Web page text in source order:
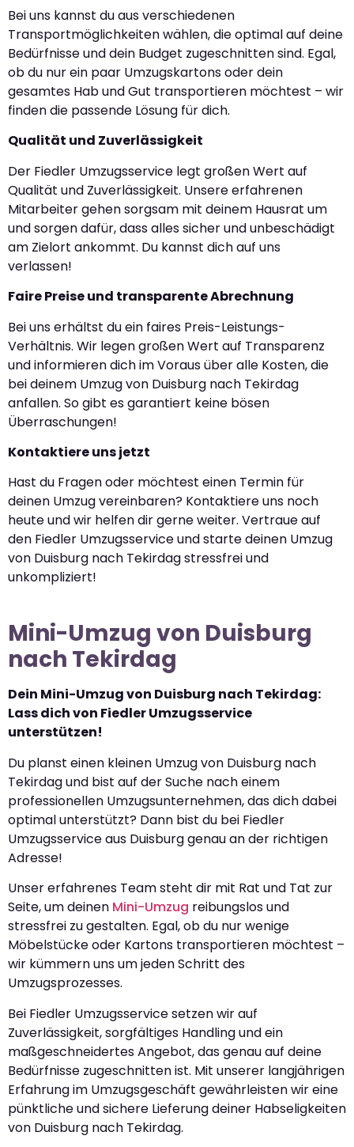
Bei uns kannst du aus verschiedenen
Transportmöglichkeiten wählen, die optimal auf deine
Bedürfnisse und dein Budget zugeschnitten sind. Egal,
ob du nur ein paar Umzugskartons oder dein
gesamtes Hab und Gut transportieren möchtest – wir
finden die passende Lösung für dich.
Qualität und Zuverlässigkeit
Der Fiedler Umzugsservice legt großen Wert auf
Qualität und Zuverlässigkeit. Unsere erfahrenen
Mitarbeiter gehen sorgsam mit deinem Hausrat um
und sorgen dafür, dass alles sicher und unbeschädigt
am Zielort ankommt. Du kannst dich auf uns
verlassen!
Faire Preise und transparente Abrechnung
Bei uns erhältst du ein faires Preis-Leistungs-
Verhältnis. Wir legen großen Wert auf Transparenz
und informieren dich im Voraus über alle Kosten, die
bei deinem Umzug von Duisburg nach Tekirdag
anfallen. So gibt es garantiert keine bösen
Überraschungen!
Kontaktiere uns jetzt
Hast du Fragen oder möchtest einen Termin für
deinen Umzug vereinbaren? Kontaktiere uns noch
heute und wir helfen dir gerne weiter. Vertraue auf
den Fiedler Umzugsservice und starte deinen Umzug
von Duisburg nach Tekirdag stressfrei und
unkompliziert!
Mini-Umzug von Duisburg
nach Tekirdag
Dein Mini-Umzug von Duisburg nach Tekirdag:
Lass dich von Fiedler Umzugsservice
unterstützen!
Du planst einen kleinen Umzug von Duisburg nach
Tekirdag und bist auf der Suche nach einem
professionellen Umzugsunternehmen, das dich dabei
optimal unterstützt? Dann bist du bei Fiedler
Umzugsservice aus Duisburg genau an der richtigen
Adresse!
Unser erfahrenes Team steht dir mit Rat und Tat zur
Seite, um deinen Mini-Umzug reibungslos und
stressfrei zu gestalten. Egal, ob du nur wenige
Möbelstücke oder Kartons transportieren möchtest –
wir kümmern uns um jeden Schritt des
Umzugsprozesses.
Bei Fiedler Umzugsservice setzen wir auf
Zuverlässigkeit, sorgfältiges Handling und ein
maßgeschneidertes Angebot, das genau auf deine
Bedürfnisse zugeschnitten ist. Mit unserer langjährigen
Erfahrung im Umzugsgeschäft gewährleisten wir eine
pünktliche und sichere Lieferung deiner Habseligkeiten
von Duisburg nach Tekirdag.